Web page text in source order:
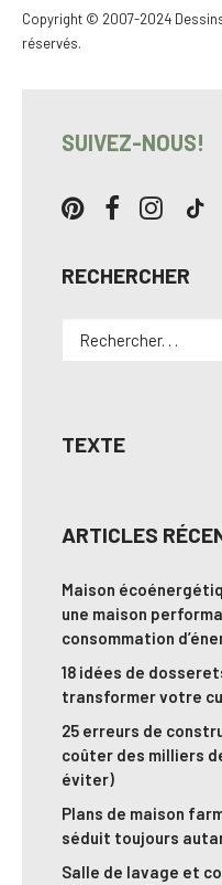
Copyright © 2007-2024
réservés.
Pour en savoir davantage…
SUIVEZ-NOUS!
RECHERCHER
TEXTE
ARTICLES
Maison
une maison
consommation
18 idées de
transformer votre
25 erreurs de
coûter des milliers
éviter)
Plans de maison
séduit toujours
Salle de lavage et